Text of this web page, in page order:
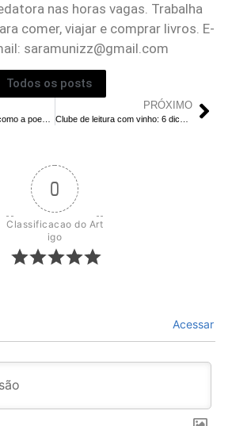
nas horas vagas. Trabalha
comer, viajar e comprar livros. E-
saramunizz@gmail.com
Todos os posts
PRÓXIMO
0
Classificacao do Art
igo
Acessar